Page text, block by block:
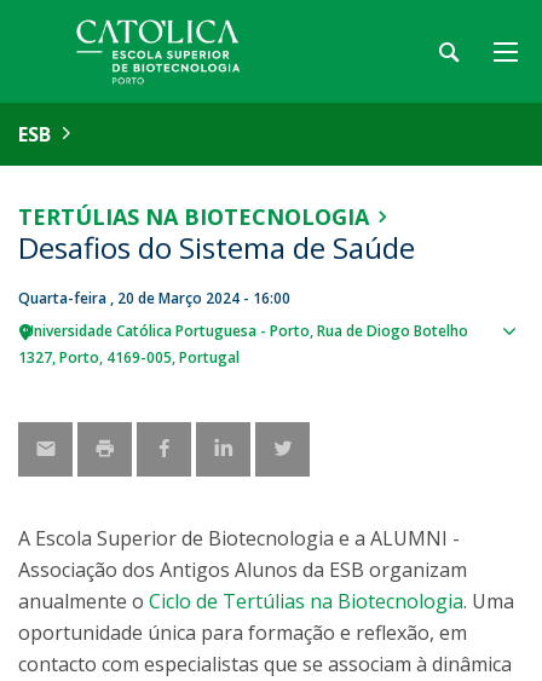
ESB
TERTÚLIAS NA BIOTECNOLOGIA
Desafios do Sistema de Saúde
Quarta-feira , 20 de Março 2024 - 16:00
Universidade Católica Portuguesa - Porto Rua de Diogo Botelho
1327 Porto 4169-005 Portugal
A Escola Superior de Biotecnologia e a ALUMNI -
Associação dos Antigos Alunos da ESB organizam
anualmente o Ciclo de Tertúlias na Biotecnologia. Uma
oportunidade única para formação e reflexão, em
contacto com especialistas que se associam à dinâmica